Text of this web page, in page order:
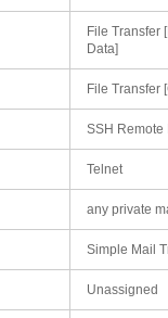
File Transfer
Data]
File Transfer
SSH Remote
Telnet
any private
Simple Mail
Unassigned